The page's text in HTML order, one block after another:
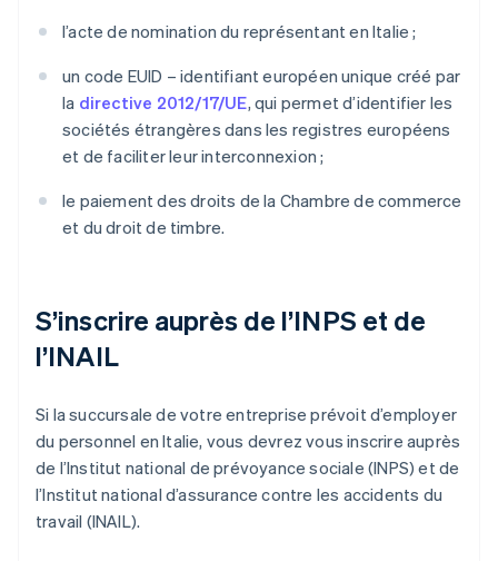
l’acte de nomination du représentant en Italie ;
un code EUID – identifiant européen unique créé par
la directive 2012/17/UE, qui permet d’identifier les
sociétés étrangères dans les registres européens
et de faciliter leur interconnexion ;
le paiement des droits de la Chambre de commerce
et du droit de timbre.
S’inscrire auprès de l’INPS et de
l’INAIL
Si la succursale de votre entreprise prévoit d’employer
du personnel en Italie, vous devrez vous inscrire auprès
de l’Institut national de prévoyance sociale (INPS) et de
l’Institut national d’assurance contre les accidents du
travail (INAIL).